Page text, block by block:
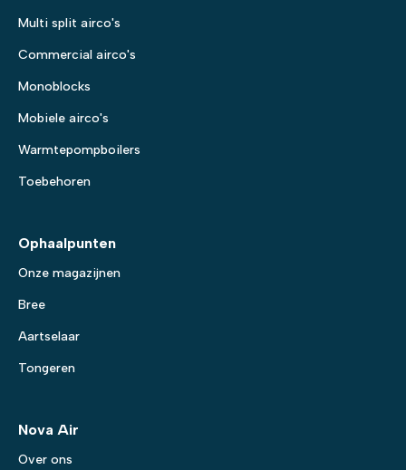
Multi split airco's
Commercial airco's
Monoblocks
Mobiele airco's
Warmtepompboilers
Toebehoren
Ophaalpunten
Onze magazijnen
Bree
Aartselaar
Tongeren
Nova Air
Over ons